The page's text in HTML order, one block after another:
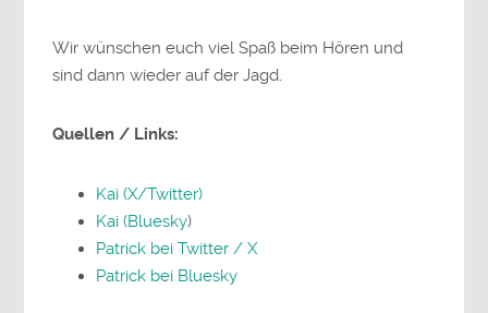
Wir wünschen euch viel Spaß beim Hören und
sind dann wieder auf der Jagd.
Quellen / Links:
Kai (X/Twitter)
Kai (Bluesky)
Patrick bei Twitter / X
Patrick bei Bluesky